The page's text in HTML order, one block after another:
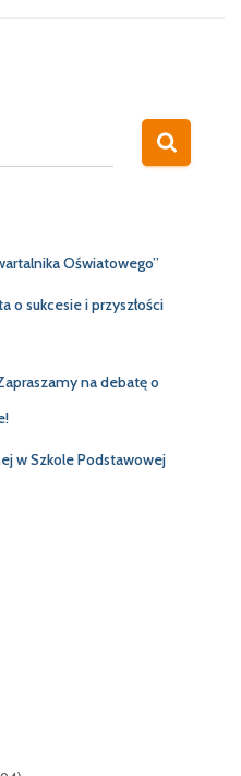
Oświatowego”
o sukcesie i przyszłości
na debatę o
w Szkole Podstawowej